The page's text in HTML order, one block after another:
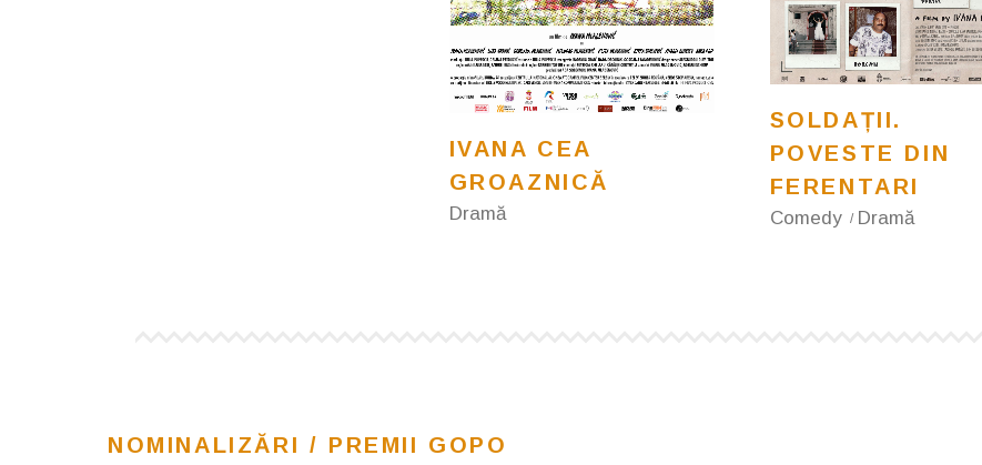
IVANA CEA
GROAZNICĂ
Dramă
SOLDAȚII.
POVESTE DIN
FERENTARI
Comedy Dramă
NOMINALIZĂRI / PREMII GOPO